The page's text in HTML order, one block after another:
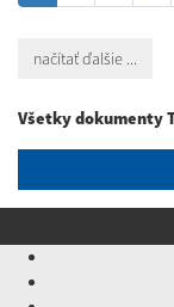
načítať ďalšie ...
Všetky dokumenty